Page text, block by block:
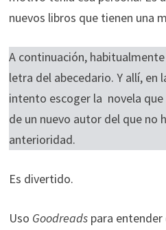
nuevos libros que tienen una
A continuación,
letra del abecedario. Y allí, en
intento escoger la novela
de un nuevo autor del que no
anterioridad.
Es divertido.
Uso Goodreadspara entender